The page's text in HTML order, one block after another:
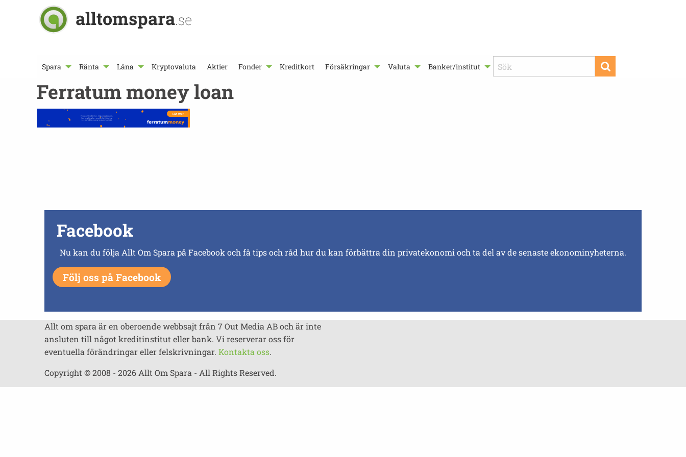
alltomspara.se
Spara Ränta Låna Kryptovaluta Aktier Fonder Kreditkort Försäkringar Valuta Banker/institut
Ferratum money loan
Facebook
Nu kan du följa Allt Om Spara på Facebook och få tips och råd hur du kan förbättra din privatekonomi och ta del av de senaste ekonominyheterna.
Följ oss på Facebook
Allt om spara är en oberoende webbsajt från 7 Out Media AB och är inte
ansluten till något kreditinstitut eller bank. Vi reserverar oss för
eventuella förändringar eller felskrivningar. Kontakta oss.
Copyright © 2008 - 2026 Allt Om Spara - All Rights Reserved.